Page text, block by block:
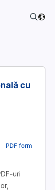
cu
PDF form
uri